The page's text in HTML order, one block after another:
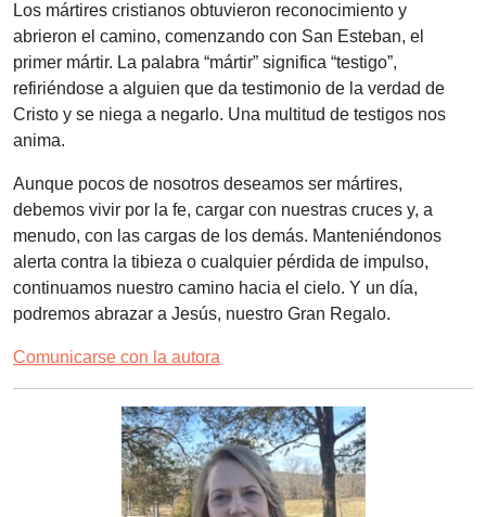
Los mártires cristianos obtuvieron reconocimiento y
abrieron el camino, comenzando con San Esteban, el
primer mártir. La palabra “mártir” significa “testigo”,
refiriéndose a alguien que da testimonio de la verdad de
Cristo y se niega a negarlo. Una multitud de testigos nos
anima.
Aunque pocos de nosotros deseamos ser mártires,
debemos vivir por la fe, cargar con nuestras cruces y, a
menudo, con las cargas de los demás. Manteniéndonos
alerta contra la tibieza o cualquier pérdida de impulso,
continuamos nuestro camino hacia el cielo. Y un día,
podremos abrazar a Jesús, nuestro Gran Regalo.
Comunicarse con la autora